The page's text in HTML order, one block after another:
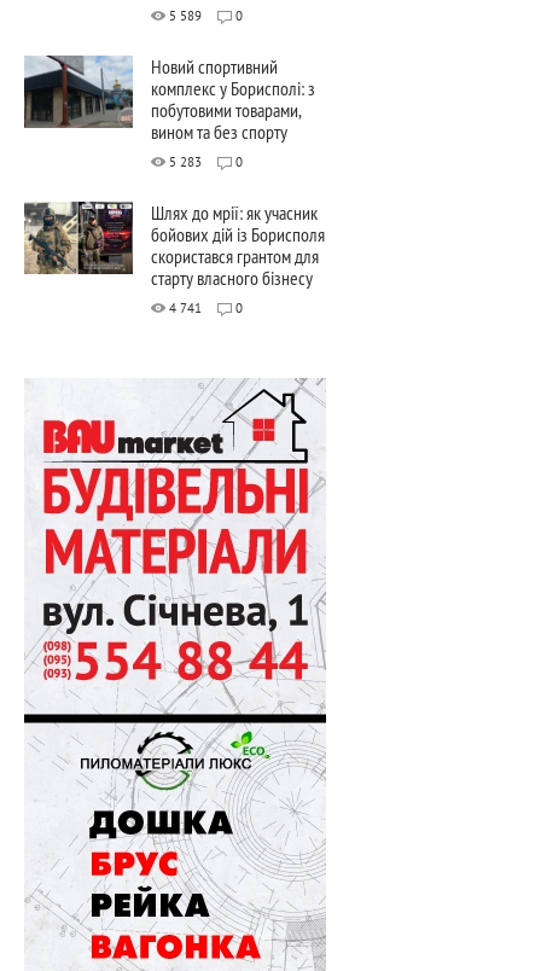
5 589 0
Новий спортивний
комплекс у Борисполі: з
побутовими товарами,
вином та без спорту
5 283 0
Шлях до мрії: як учасник
бойових дій із Борисполя
скористався грантом для
старту власного бізнесу
4 741 0